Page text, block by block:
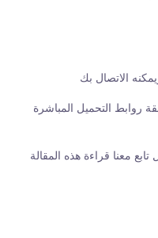
الاتصال بك
روابط التحميل المباشرة
معنا قراءة هذه المقالة